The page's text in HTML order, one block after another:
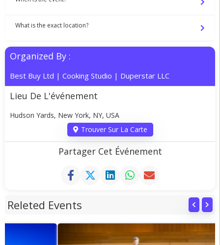
What is the exact location?
Organized By :
Best Buy Ltd | Cooking Studio | Duperstar LLC
Lieu De L'événement
Hudson Yards, New York, NY, USA
Trouver Sur La Carte
Partager Cet Événement
Releted Events